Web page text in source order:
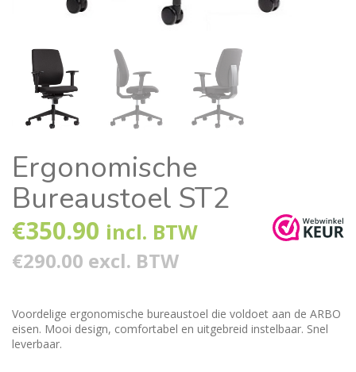
Ergonomische
Bureaustoel ST2
€350.90 incl. BTW
€290.00 excl. BTW
Voordelige ergonomische bureaustoel die voldoet aan de ARBO
eisen. Mooi design, comfortabel en uitgebreid instelbaar. Snel
leverbaar.